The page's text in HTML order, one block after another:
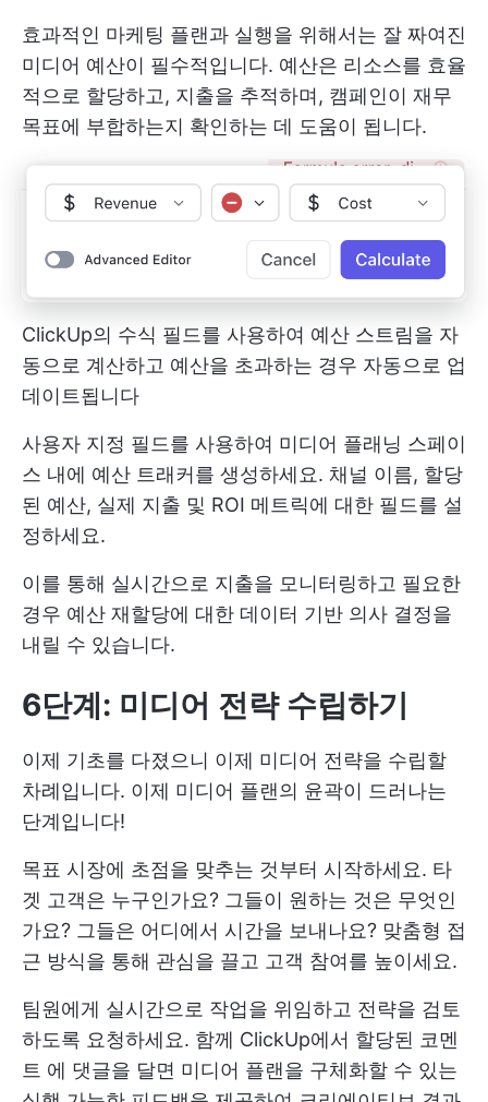
효과적인 마케팅 플랜과 실행을 위해서는 잘 짜여진
미디어 예산이 필수적입니다. 예산은 리소스를 효율
적으로 할당하고, 지출을 추적하며, 캠페인이 재무
목표에 부합하는지 확인하는 데 도움이 됩니다.
ClickUp의 수식 필드를 사용하여 예산 스트림을 자
동으로 계산하고 예산을 초과하는 경우 자동으로 업
데이트됩니다
사용자 지정 필드를 사용하여 미디어 플래닝 스페이
스 내에 예산 트래커를 생성하세요. 채널 이름, 할당
된 예산, 실제 지출 및 ROI 메트릭에 대한 필드를 설
정하세요.
이를 통해 실시간으로 지출을 모니터링하고 필요한
경우 예산 재할당에 대한 데이터 기반 의사 결정을
내릴 수 있습니다.
6단계: 미디어 전략 수립하기
이제 기초를 다졌으니 이제 미디어 전략을 수립할
차례입니다. 이제 미디어 플랜의 윤곽이 드러나는
단계입니다!
목표 시장에 초점을 맞추는 것부터 시작하세요. 타
겟 고객은 누구인가요? 그들이 원하는 것은 무엇인
가요? 그들은 어디에서 시간을 보내나요? 맞춤형 접
근 방식을 통해 관심을 끌고 고객 참여를 높이세요.
팀원에게 실시간으로 작업을 위임하고 전략을 검토
하도록 요청하세요. 함께 ClickUp에서 할당된 코멘
트 에 댓글을 달면 미디어 플랜을 구체화할 수 있는